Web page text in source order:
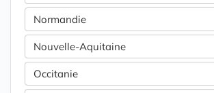
Normandie
Nouvelle-Aquitaine
Occitanie